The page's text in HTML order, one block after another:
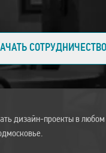
дизайн-проекты в